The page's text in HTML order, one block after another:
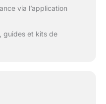
via l’application
guides et kits de